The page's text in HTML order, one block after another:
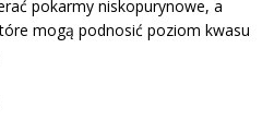
pokarmy niskopurynowe, a
mogą podnosić poziom kwasu